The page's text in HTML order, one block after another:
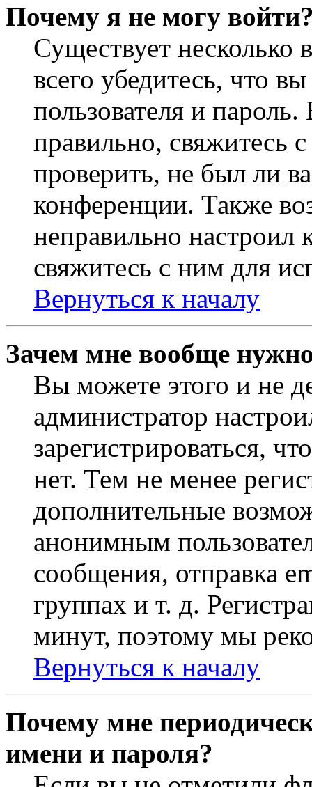
Почему я не могу
Существует
всего убедитесь, что
пользователя и
правильно, свяжитесь
проверить, не был ли
конференции. Также
неправильно
свяжитесь с ним для
Вернуться к началу
Зачем мне вообще
Вы можете этого и не
администратор
зарегистрироваться,
нет. Тем не менее
дополнительные
анонимным
сообщения, отправка
группах и т. д.
минут, поэтому мы
Вернуться к началу
Почему мне
имени и пароля?